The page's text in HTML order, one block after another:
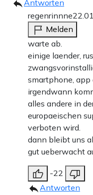
Antworten
regenrinnne
Melden
warte ab.
einige laender,
smartphone, app
irgendwann
alles andere in
europaeischen
verboten wird.
dann bleibt uns
gut ueberwacht
-22
Antworten